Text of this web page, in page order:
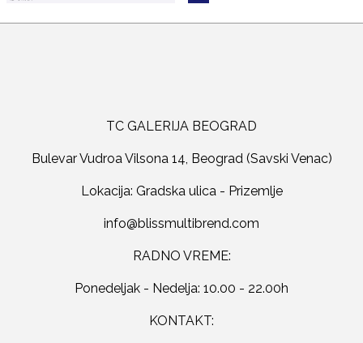
TC GALERIJA BEOGRAD
Bulevar Vudroa Vilsona 14, Beograd (Savski Venac)
Lokacija: Gradska ulica - Prizemlje
RADNO VREME:
Ponedeljak - Nedelja: 10.00 - 22.00h
KONTAKT: